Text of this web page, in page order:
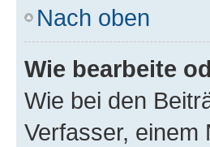
Nach oben
Wie bearbeite
Wie bei den
Verfasser, einem